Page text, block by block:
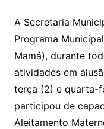
A Secretaria
Programa
Mamá), durante
atividades em
terça (2) e quarta-
participou de
Aleitamento